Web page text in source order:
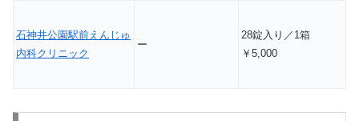
石神井公園駅前えんじゅ
内科クリニック
ー
28錠入り／1箱
￥5,000